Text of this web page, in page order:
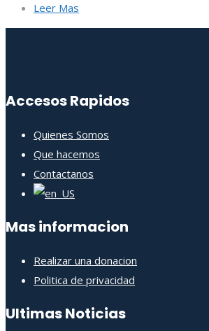
Leer Mas
Accesos Rapidos
Quienes Somos
Que hacemos
Contactanos
Mas informacion
Realizar una donacion
Politica de privacidad
Ultimas Noticias